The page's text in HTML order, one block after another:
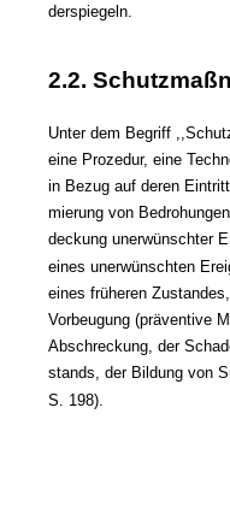
derspiegeln.
2.2.
Unter dem Begriff
eine Prozedur, eine
in Bezug auf deren
mierung von
deckung unerwünschter
eines unerwünschten
eines früheren
Vorbeugung (präventive
Abschreckung, der
stands, der Bildung von
S. 198).